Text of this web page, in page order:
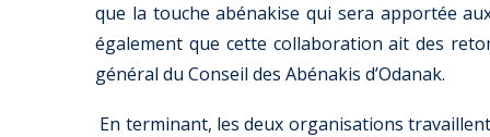
que la touche abénakise qui sera apportée
également que cette collaboration ait des
général du Conseil des Abénakis d’Odanak.
En terminant, les deux organisations